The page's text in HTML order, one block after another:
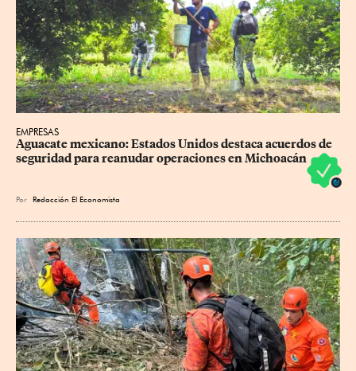
EMPRESAS
Aguacate mexicano: Estados Unidos destaca acuerdos de
seguridad para reanudar operaciones en Michoacán
Por Redacción El Economista